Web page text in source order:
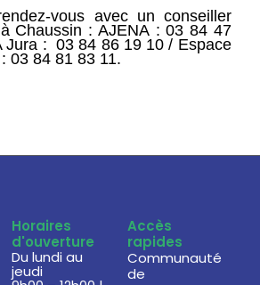
vous avec un conseiller
à Chaussin : AJENA : 03 84 47
Jura : 03 84 86 19 10 / Espace
03 84 81 83 11.
Horaires
d'ouverture
Du lundi au
jeudi
Accès
rapides
Communauté
de